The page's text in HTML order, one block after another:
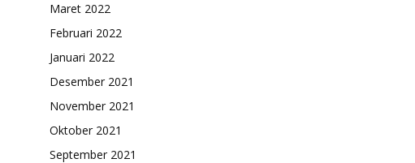
Maret 2022
Februari 2022
Januari 2022
Desember 2021
November 2021
Oktober 2021
September 2021